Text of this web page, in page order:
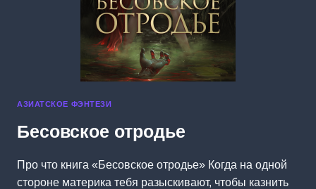
АЗИАТСКОЕ ФЭНТЕЗИ
Бесовское отродье
Про что книга «Бесовское отродье» Когда на одной
стороне материка тебя разыскивают, чтобы казнить